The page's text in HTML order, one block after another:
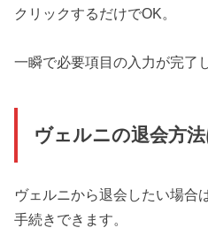
クリックするだけでOK。
一瞬で必要項目の入力が完了
ヴェルニの退会方法
ヴェルニから退会したい場合
手続きできます。